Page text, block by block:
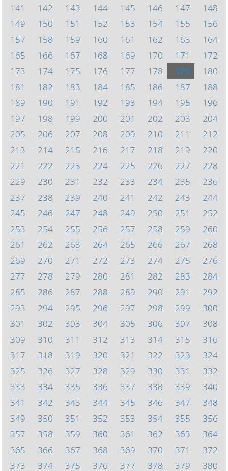
141
142 143 144 145 146 147
148
149
150 151 152 153 154 155
156
157
158 159 160 161 162 163
164
165
166 167 168 169 170 171
172
173
174 175 176 177 178 179
180
181
182 183 184 185 186 187
188
189
190 191 192 193 194 195
196
197
198 199 200 201 202 203
204
205
206 207 208 209 210 211
212
213
214 215 216 217 218 219
220
221
222 223 224 225 226 227
228
229
230 231 232 233 234 235
236
237
238 239 240 241 242 243
244
245
246 247 248 249 250 251
252
253
254 255 256 257 258 259
260
261
262 263 264 265 266 267
268
269
270 271 272 273 274 275
276
277
278 279 280 281 282 283
284
285
286 287 288 289 290 291
292
293
294 295 296 297 298 299
300
301
302 303 304 305 306 307
308
309
310 311 312 313 314 315
316
317
318 319 320 321 322 323
324
325
326 327 328 329 330 331
332
333
334 335 336 337 338 339
340
341
342 343 344 345 346 347
348
349
350 351 352 353 354 355
356
357
358 359 360 361 362 363
364
365
366 367 368 369 370 371
372
373
374 375 376 377 378 379 380